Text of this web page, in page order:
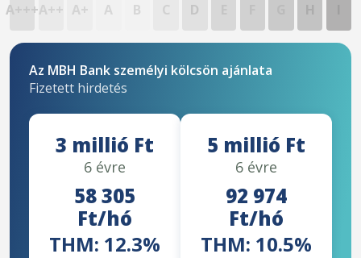
A+++A++ A+ A B C D
Az MBH Bank személyi kölcsön ajánlata
Fizetett hirdetés
3 millió Ft
6 évre
58 305
Ft/hó
THM: 12.3%
5 millió Ft
6 évre
92 974
Ft/hó
THM: 10.5%